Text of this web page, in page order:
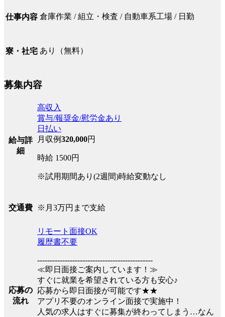
仕事内容 倉庫作業 / 組立・検査 / 自動車系工場 / 日勤
寮・社宅 あり（無料）
募集内容
給与詳
細
高収入
賞与/報奨金/慰労金あり
日払い
月収例320,000円
時給 1500円
※試用期間あり(2週間)時給変動なし
交通費 ※月3万円まで支給
応募の
流れ
リモート面接OK
履歴書不要
----------------------------------------------
≪即日面接ご案内しています！≫
すぐに就業を希望されている方も安心♪
応募から即日面接が可能です★★
アプリ不要のオンライン面接で実施中！
人気の求人はすぐに募集が終わってしまう…なん